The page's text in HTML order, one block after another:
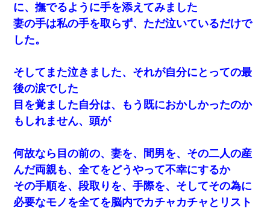
に、撫でるように手を添えてみました
妻の手は私の手を取らず、ただ泣いているだけで
した。
そしてまた泣きました、それが自分にとっての最
後の涙でした
目を覚ました自分は、もう既におかしかったのか
もしれません、頭が
何故なら目の前の、妻を、間男を、その二人の産
んだ両親も、全てをどうやって不幸にするか
その手順を、段取りを、手際を、そしてその為に
必要なモノを全てを脳内でカチャカチャとリスト